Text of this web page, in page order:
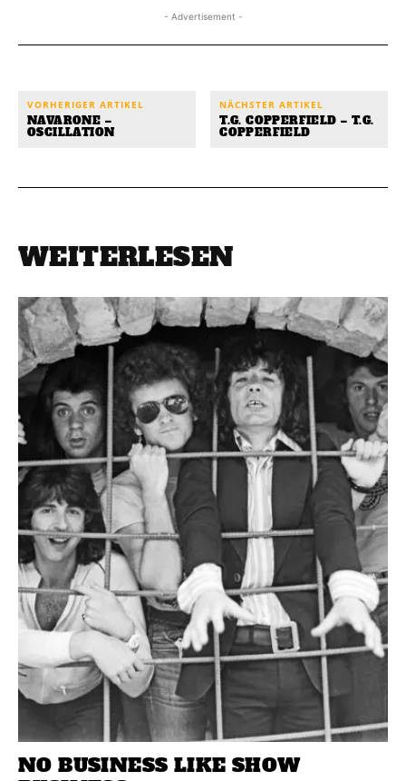
- Advertisement -
VORHERIGER ARTIKEL
NAVARONE –
OSCILLATION
NÄCHSTER ARTIKEL
T.G. COPPERFIELD – T.G.
COPPERFIELD
WEITERLESEN
NO BUSINESS LIKE SHOW